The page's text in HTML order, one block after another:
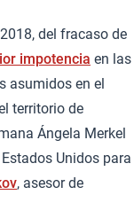
del fracaso de
impotencia en las
asumidos en el
territorio de
Ángela Merkel
Unidos para
, asesor de